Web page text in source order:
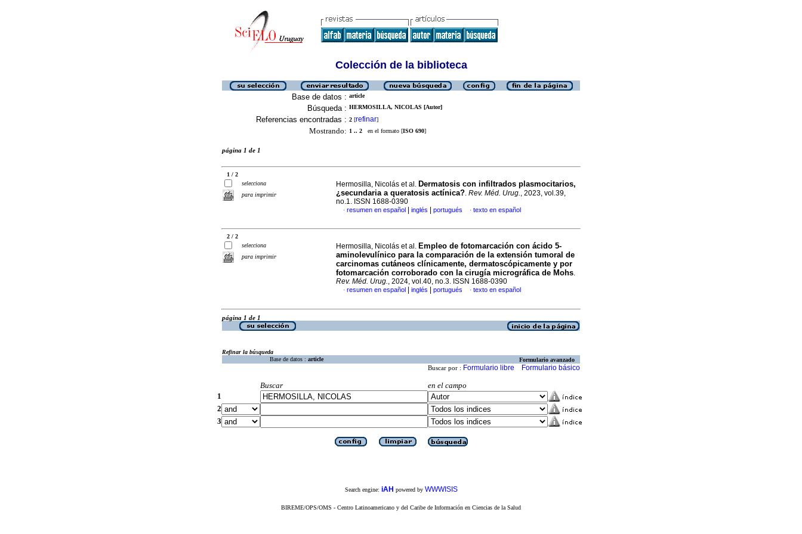
Colección de la biblioteca
Base de datos : article
Búsqueda : HERMOSILLA, NICOLAS [Autor]
Referencias encontradas : 2 [refinar]
Mostrando: 1 .. 2 en el formato [ISO 690]
página 1 de 1
1 / 2
selecciona
para imprimir
Hermosilla, Nicolás et al. Dermatosis con infiltrados plasmocitarios,
¿secundaria a queratosis actínica?. Rev. Méd. Urug., 2023, vol.39,
no.1. ISSN 1688-0390
· resumen en español inglés portugués · texto en español
2 / 2
selecciona
para imprimir
Hermosilla, Nicolás et al. Empleo de fotomarcación con ácido 5-
aminolevulínico para la comparación de la extensión tumoral de
carcinomas cutáneos clínicamente, dermatoscópicamente y por
fotomarcación corroborado con la cirugía micrográfica de Mohs.
Rev. Méd. Urug., 2024, vol.40, no.3. ISSN 1688-0390
· resumen en español inglés portugués · texto en español
página 1 de 1
Refinar la búsqueda
Base de datos : article Formulario avanzado
Buscar por : Formulario libre Formulario básico
Buscar
en el campo
1
2
3
Search engine: iAH powered by WWWISIS
BIREME/OPS/OMS - Centro Latinoamericano y del Caribe de Información en Ciencias de la Salud